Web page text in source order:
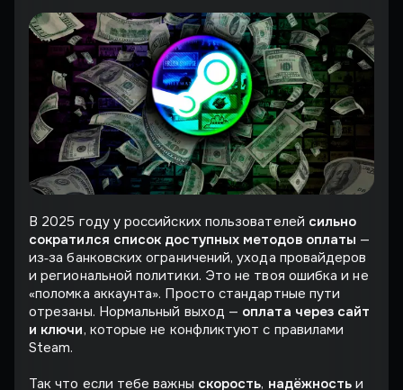
В 2025 году у российских пользователей сильно
сократился список доступных методов оплаты —
из‑за банковских ограничений, ухода провайдеров
и региональной политики. Это не твоя ошибка и не
«поломка аккаунта». Просто стандартные пути
отрезаны. Нормальный выход — оплата через сайт
и ключи, которые не конфликтуют с правилами
Steam.
Так что если тебе важны скорость, надёжность и